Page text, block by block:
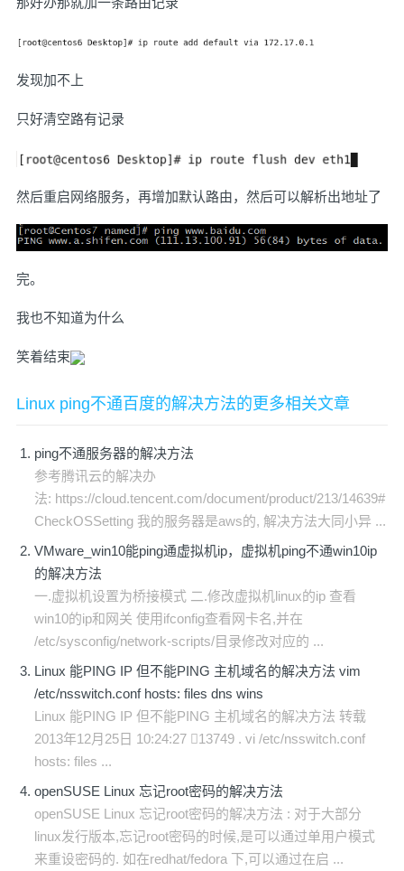
发现加不上
只好清空路有记录
然后重启网络服务，再增加默认路由，然后可以解析出地址了
完。
我也不知道为什么
笑着结束
Linux ping不通百度的解决方法的更多相关文章
ping不通服务器的解决方法
参考腾讯云的解决办
法: https://cloud.tencent.com/document/product/213/14639#
CheckOSSetting 我的服务器是aws的, 解决方法大同小异 ...
VMware_win10能ping通虚拟机ip，虚拟机ping不通win10ip
的解决方法
一.虚拟机设置为桥接模式 二.修改虚拟机linux的ip 查看
win10的ip和网关 使用ifconfig查看网卡名,并在
/etc/sysconfig/network-scripts/目录修改对应的 ...
Linux 能PING IP 但不能PING 主机域名的解决方法 vim
/etc/nsswitch.conf hosts: files dns wins
Linux 能PING IP 但不能PING 主机域名的解决方法 转载
2013年12月25日 10:24:27 13749 . vi /etc/nsswitch.conf
hosts: files ...
openSUSE Linux 忘记root密码的解决方法
openSUSE Linux 忘记root密码的解决方法 : 对于大部分
linux发行版本,忘记root密码的时候,是可以通过单用户模式
来重设密码的. 如在redhat/fedora 下,可以通过在启 ...